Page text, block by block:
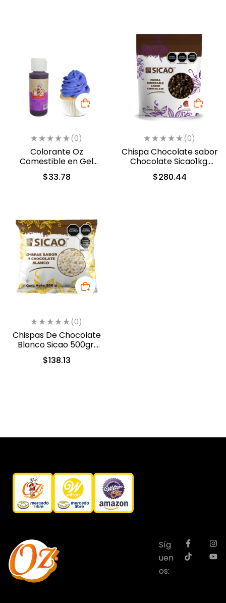
(0)
Colorante Oz
Comestible en Gel
Violeta 60ml (5312)
$33.78
(0)
Chispa Chocolate sabor
Chocolate Sicao1kg.
(0312-A99)
$280.44
(0)
Chispas De Chocolate
Blanco Sicao 500gr.
(1922-A99)
$138.13
Síg
uen
os: